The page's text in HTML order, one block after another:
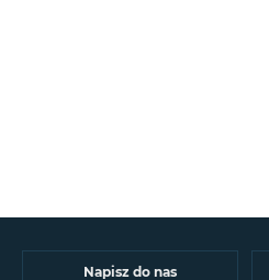
Napisz do nas